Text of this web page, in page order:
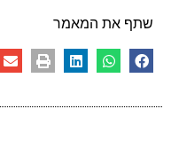
שתף את המאמר